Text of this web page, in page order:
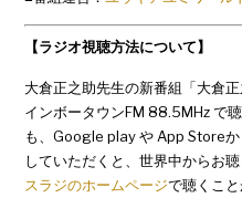
【ラジオ視聴方法について】
大倉正之助先生の新番組「大倉
インボータウンFM 88.5MHz で
も、Google play や App Storeか
していただくと、世界中からお
スラジのホームページで聴くこ